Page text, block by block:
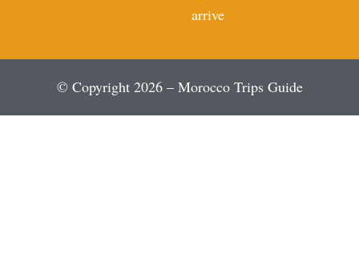
arrive
© Copyright 2026 – Morocco Trips Guide